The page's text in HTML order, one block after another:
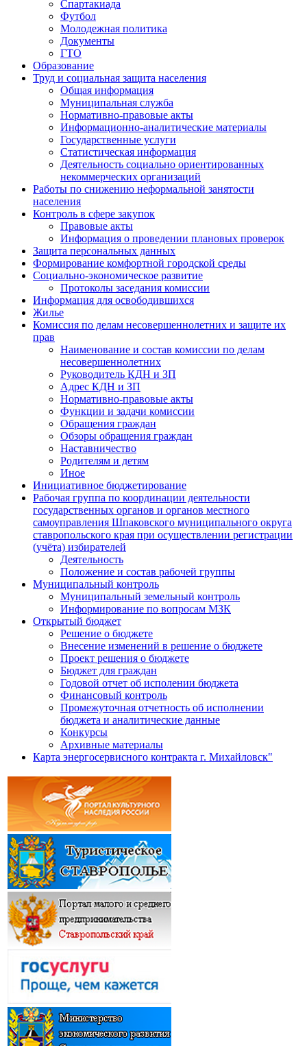
Спартакиада
Футбол
Молодежная политика
Документы
ГТО
Образование
Труд и социальная защита населения
Общая информация
Муниципальная служба
Нормативно-правовые акты
Информационно-аналитические материалы
Государственные услуги
Статистическая информация
Деятельность социально ориентированных
некоммерческих организаций
Работы по снижению неформальной занятости
населения
Контроль в сфере закупок
Правовые акты
Информация о проведении плановых проверок
Защита персональных данных
Формирование комфортной городской среды
Социально-экономическое развитие
Протоколы заседания комиссии
Информация для освободившихся
Жилье
Комиссия по делам несовершеннолетних и защите их
прав
Наименование и состав комиссии по делам
несовершеннолетних
Руководитель КДН и ЗП
Адрес КДН и ЗП
Нормативно-правовые акты
Функции и задачи комиссии
Обращения граждан
Обзоры обращения граждан
Наставничество
Родителям и детям
Иное
Инициативное бюджетирование
Рабочая группа по координации деятельности
государственных органов и органов местного
самоуправления Шпаковского муниципального округа
ставропольского края при осуществлении регистрации
(учёта) избирателей
Деятельность
Положение и состав рабочей группы
Муниципальный контроль
Муниципальный земельный контроль
Информирование по вопросам МЗК
Открытый бюджет
Решение о бюджете
Внесение изменений в решение о бюджете
Проект решения о бюджете
Бюджет для граждан
Годовой отчет об исполении бюджета
Финансовый контроль
Промежуточная отчетность об исполнении
бюджета и аналитические данные
Конкурсы
Архивные материалы
Карта энергосервисного контракта г. Михайловск"